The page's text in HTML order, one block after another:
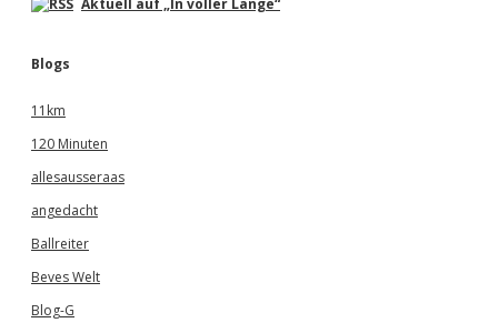
Aktuell auf „In voller Länge“
Blogs
11km
120 Minuten
allesausseraas
angedacht
Ballreiter
Beves Welt
Blog-G